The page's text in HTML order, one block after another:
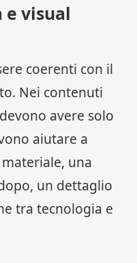
visual
coerenti con il
Nei contenuti
avere solo
aiutare a
una
un dettaglio
tra tecnologia e